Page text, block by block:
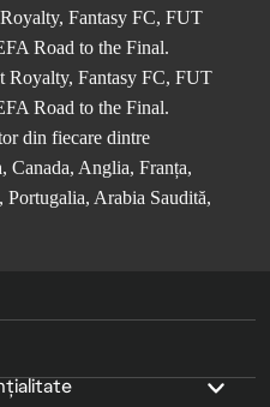
Fantasy FC, FUT
Road to the Final.
Royalty, Fantasy FC, FUT
Road to the Final.
din fiecare dintre
Canada, Anglia, Franța,
Arabia Saudită,